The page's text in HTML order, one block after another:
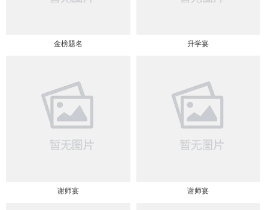
金榜题名 升学宴
谢师宴 谢师宴